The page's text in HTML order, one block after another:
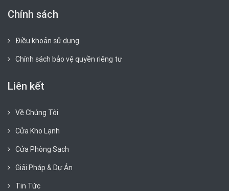
Chính sách
Điều khoản sử dụng
Chính sách bảo vệ quyền riêng tư
Liên kết
Về Chúng Tôi
Cửa Kho Lạnh
Cửa Phòng Sạch
Giải Pháp & Dự Án
Tin Tức